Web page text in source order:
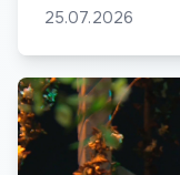
25.07.2026